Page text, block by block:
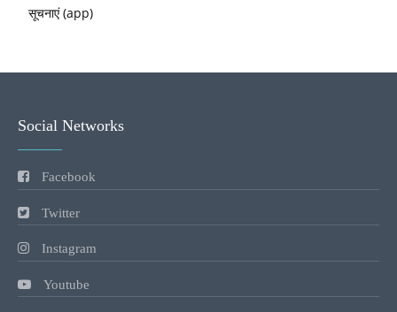
सूचनाएं (app)
Social Networks
Facebook
Twitter
Instagram
Youtube